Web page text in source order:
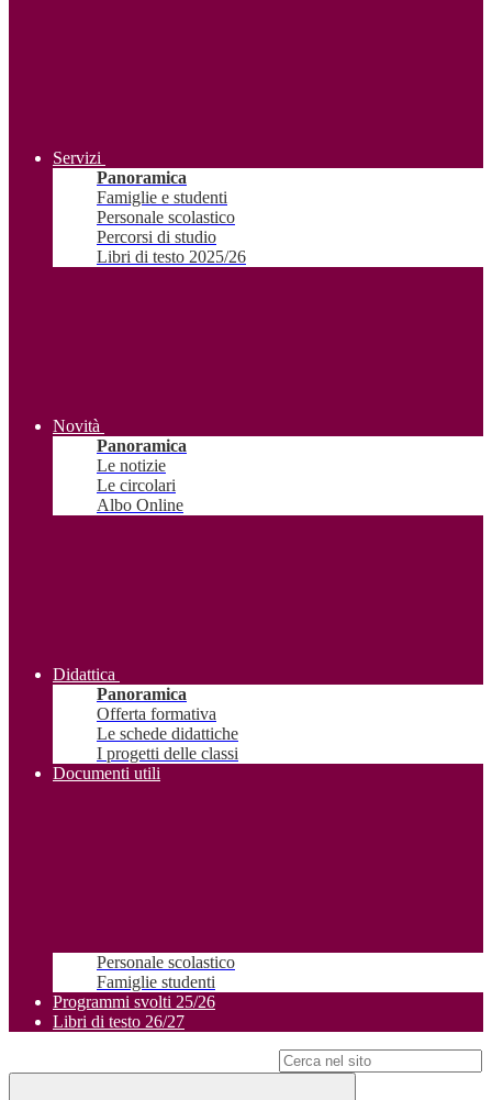
Servizi
Panoramica
Famiglie e studenti
Personale scolastico
Percorsi di studio
Libri di testo 2025/26
Novità
Panoramica
Le notizie
Le circolari
Albo Online
Didattica
Panoramica
Offerta formativa
Le schede didattiche
I progetti delle classi
Documenti utili
Personale scolastico
Famiglie studenti
Programmi svolti 25/26
Libri di testo 26/27